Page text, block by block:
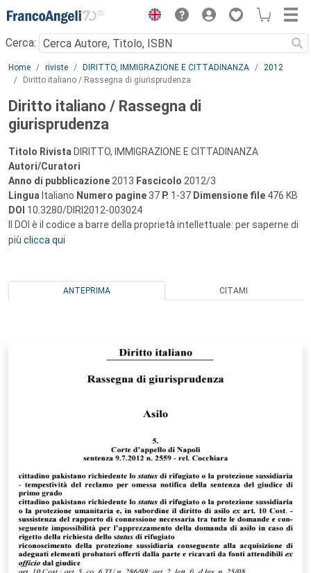
Menu
Cerca:
Main content
Home riviste DIRITTO, IMMIGRAZIONE E CITTADINANZA
2012
Diritto italiano / Rassegna di giurisprudenza
Diritto italiano / Rassegna di
giurisprudenza
Titolo Rivista DIRITTO, IMMIGRAZIONE E CITTADINANZA
Autori/Curatori
Anno di pubblicazione 2013 Fascicolo 2012/3
Lingua Italiano Numero pagine 37 P. 1-37 Dimensione file 476 KB
DOI 10.3280/DIRI2012-003024
Il DOI è il codice a barre della proprietà intellettuale: per saperne di
più clicca qui
ANTEPRIMA CITAMI